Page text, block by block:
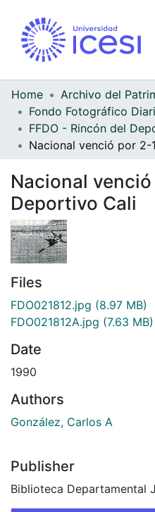
Home
Nacional
Deportivo Cali
Files
FDO021812.jpg (8.97 MB)
FDO021812A.jpg (7.63 MB)
Date
1990
Authors
González, Carlos A
Publisher
Biblioteca Departamental